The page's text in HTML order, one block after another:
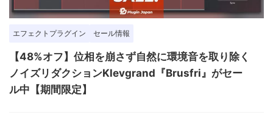
エフェクトプラグイン セール情報
【48%オフ】位相を崩さず自然に環境音を取り除く
ノイズリダクションKlevgrand『Brusfri』がセー
ル中【期間限定】